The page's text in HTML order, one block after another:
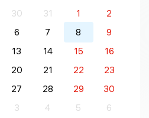
30 31 1
2
6 7 8
9
13 14 15
16
20 21 22
23
27 28 29
30
3 4 5 6